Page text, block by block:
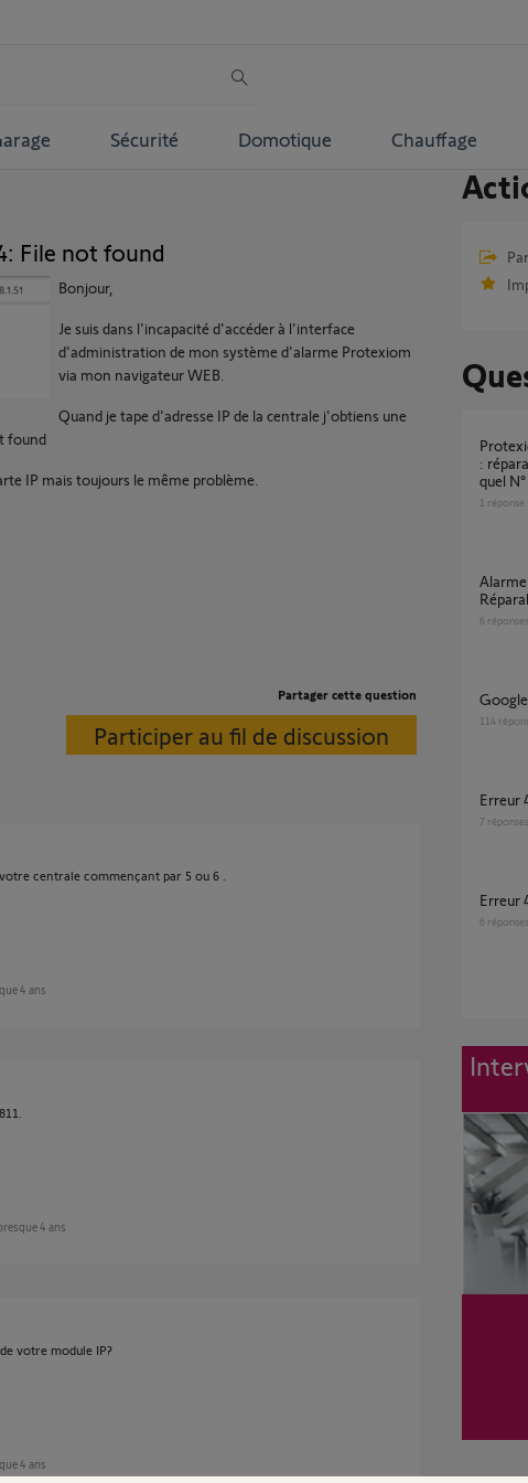
Sécurité Domotique Chauffage
File not found
Bonjour,
Je suis dans l'incapacité d'accéder à l'interface
d'administration de mon système d'alarme Protexiom
via mon navigateur WEB.
Quand je tape d'adresse IP de la centrale j'obtiens une
found
IP mais toujours le même problème.
Partager cette question
Participer au fil de discussion
centrale commençant par 5 ou 6 .
4 ans
4 ans
votre module IP?
4 ans
protexiom 600 avec erreur 400 File not found
:
quel
1 réponse
Alarme Protexiom 600 module IP
6 réponses
114
7 réponses
6 réponses